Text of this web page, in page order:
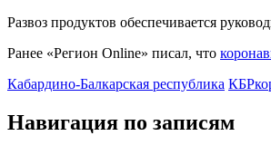
Развоз продуктов обеспечивается
Ранее «Регион Online» писал, что
Кабардино-Балкарская республика КБР
Навигация по записям